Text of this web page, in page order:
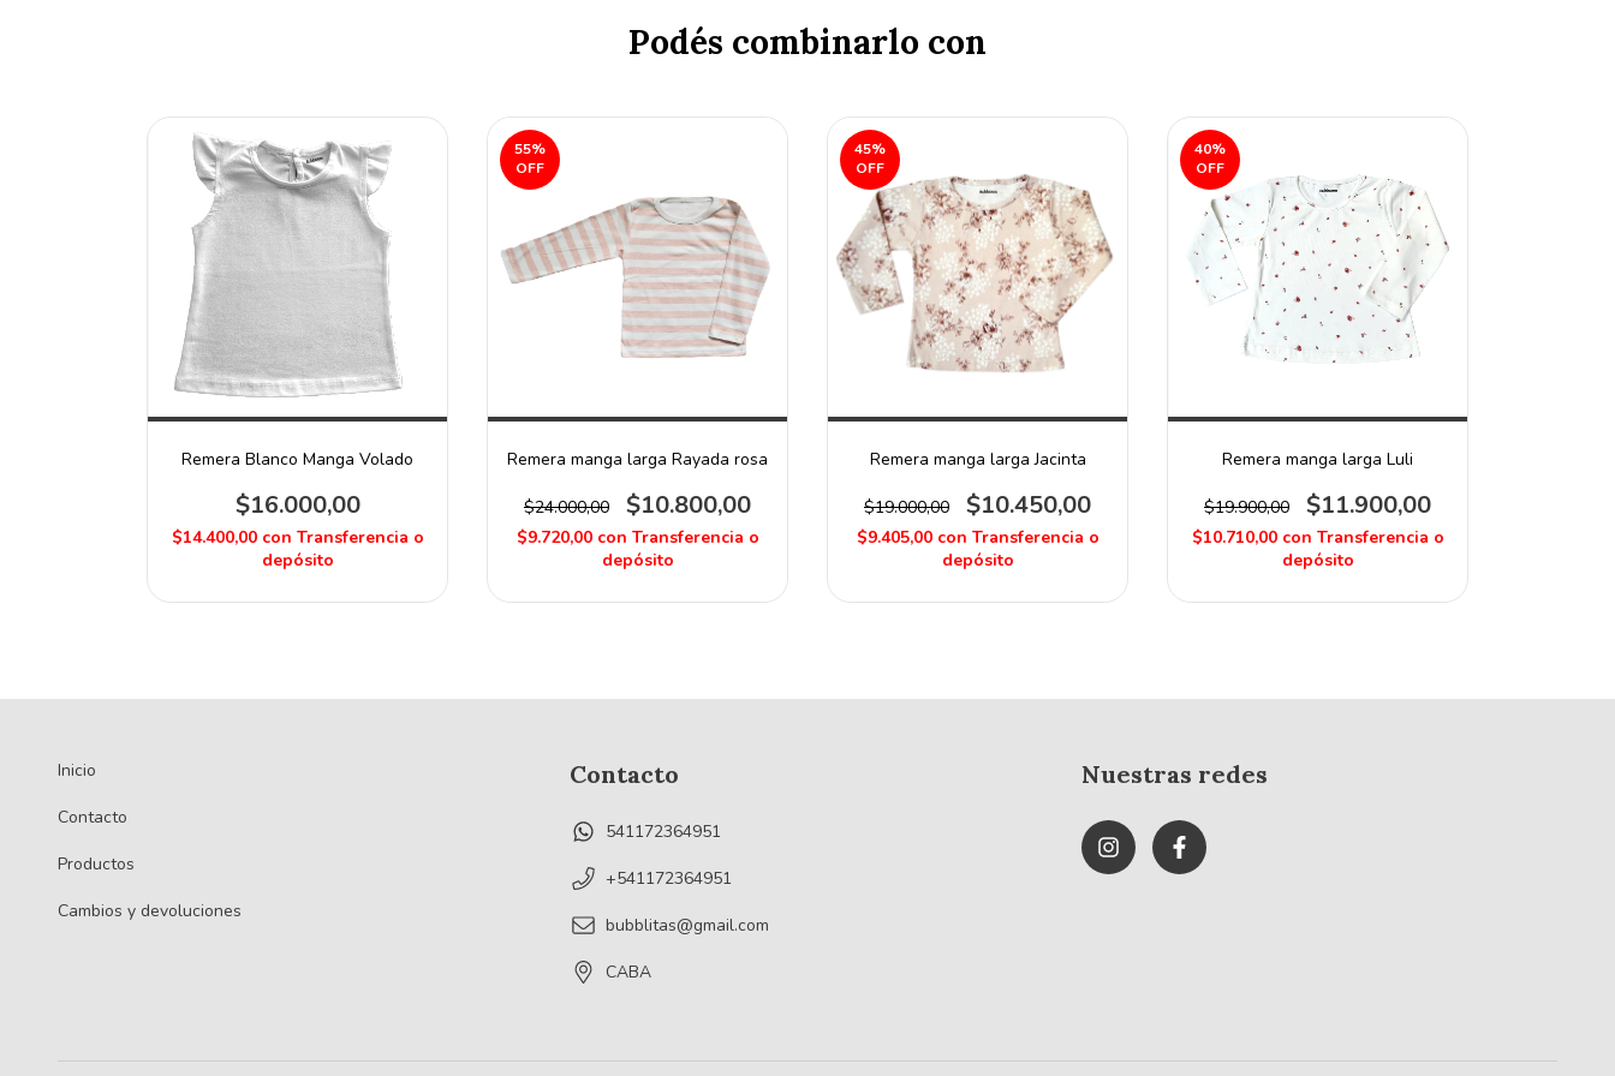
Podés combinarlo con
Remera Blanco Manga Volado
$16.000,00
$14.400,00 con Transferencia o
depósito
55%
OFF
Remera manga larga Rayada rosa
$24.000,00 $10.800,00
$9.720,00 con Transferencia o
depósito
45%
OFF
Remera manga larga Jacinta
$19.000,00 $10.450,00
$9.405,00 con Transferencia o
depósito
40%
OFF
Remera manga larga Luli
$19.900,00 $11.900,00
$10.710,00 con Transferencia o
depósito
Inicio
Contacto
Productos
Cambios y devoluciones
Contacto
541172364951
+541172364951
bubblitas@gmail.com
CABA
Nuestras redes